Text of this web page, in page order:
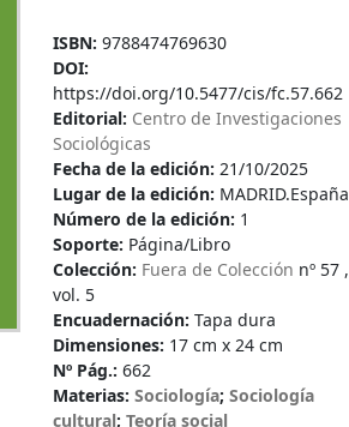
ISBN: 9788474769630
DOI:
https://doi.org/10.5477/cis/fc.57.662
Editorial: Centro de Investigaciones
Sociológicas
Fecha de la edición: 21/10/2025
Lugar de la edición: MADRID.España
Número de la edición: 1
Soporte: Página/Libro
Colección: Fuera de Colección nº 57 ,
vol. 5
Encuadernación: Tapa dura
Dimensiones: 17 cm x 24 cm
Nº Pág.: 662
Materias: Sociología; Sociología
cultural; Teoría social